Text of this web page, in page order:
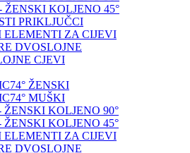
ŽENSKI KOLJENO 45°
PRIKLJUČCI
ELEMENTI ZA CIJEVI
DVOSLOJNE
CJEVI
ŽENSKI
MUŠKI
ŽENSKI KOLJENO 90°
ŽENSKI KOLJENO 45°
ELEMENTI ZA CIJEVI
DVOSLOJNE